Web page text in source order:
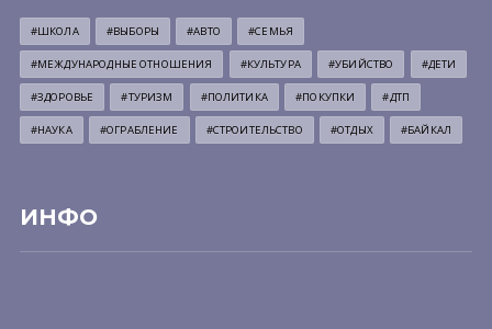
#ШКОЛА #ВЫБОРЫ #АВТО #СЕМЬЯ
#МЕЖДУНАРОДНЫЕ ОТНОШЕНИЯ #КУЛЬТУРА #УБИЙСТВО #ДЕТИ
#ЗДОРОВЬЕ #ТУРИЗМ #ПОЛИТИКА #ПОКУПКИ #ДТП
#НАУКА #ОГРАБЛЕНИЕ #СТРОИТЕЛЬСТВО #ОТДЫХ #БАЙКАЛ
ИНФО